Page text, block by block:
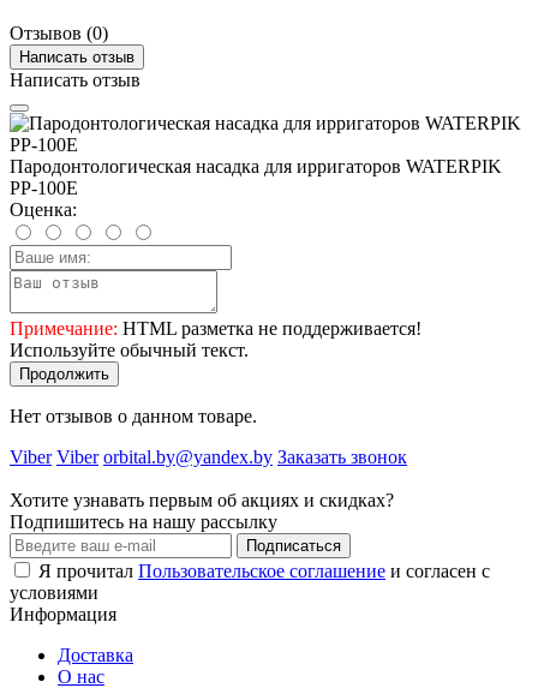
Отзывов (0)
Написать отзыв
Написать отзыв
Пародонтологическая насадка для ирригаторов WATERPIK
PP-100E
Оценка:
Примечание: HTML разметка не поддерживается!
Используйте обычный текст.
Продолжить
Нет отзывов о данном товаре.
Viber Viber orbital.by@yandex.by Заказать звонок
Хотите узнавать первым об акциях и скидках?
Подпишитесь на нашу рассылку
Подписаться
Я прочитал Пользовательское соглашение и согласен с
условиями
Информация
Доставка
О нас